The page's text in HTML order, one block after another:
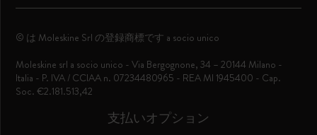
支払いオプション
© は Moleskine Srl の登録商標です a socio unico
Moleskine srl a socio unico - Via Bergognone, 34 – 20144 Milano -
Italia - P. IVA / CCIAA n. 07234480965 - REA MI 1945400 - Cap.
Soc. €2.181.513,42